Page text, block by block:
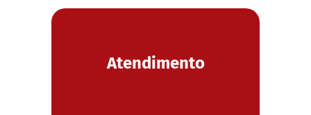
Atendimento